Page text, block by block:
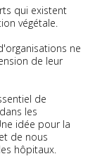
qui existent
végétale.
ne
de leur
de
les
idée pour la
de nous
hôpitaux.